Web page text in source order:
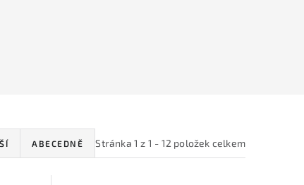
Stránka 1 z 1 - 12 položek celkem
ABECEDNĚ